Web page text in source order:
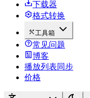
下载器
格式转换
工具箱
常见问题
博客
播放列表同步
价格